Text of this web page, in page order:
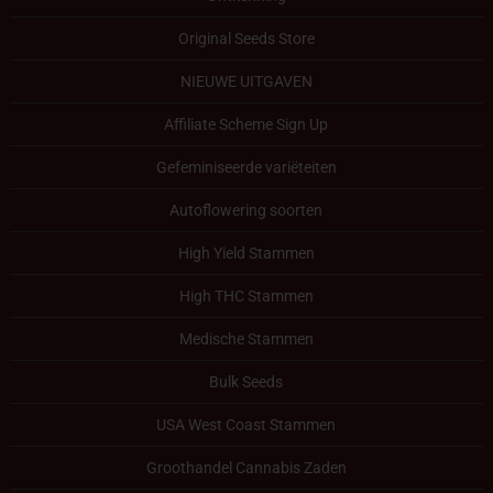
Original Seeds Store
NIEUWE UITGAVEN
Affiliate Scheme Sign Up
Gefeminiseerde variëteiten
Autoflowering soorten
High Yield Stammen
High THC Stammen
Medische Stammen
Bulk Seeds
USA West Coast Stammen
Groothandel Cannabis Zaden